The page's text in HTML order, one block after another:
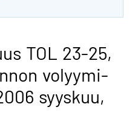
TOL 23-25,
volyymi-
syyskuu,